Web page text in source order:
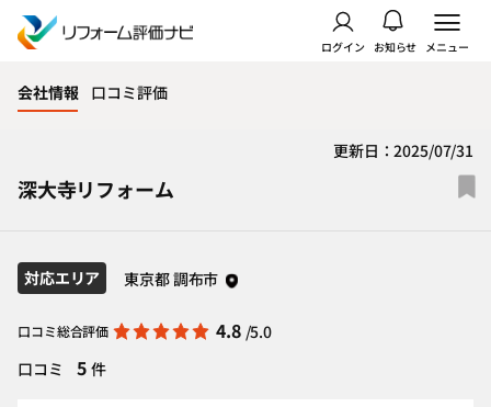
ログイン お知らせ メニュー
会社情報 口コミ評価
更新日：2025/07/31
深大寺リフォーム
対応エリア 東京都 調布市
口コミ総合評価 4.8 /5.0
口コミ
5 件